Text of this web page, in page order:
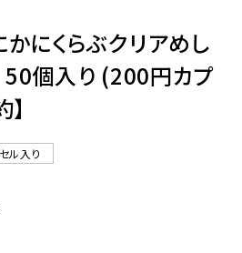
かにくらぶクリアめし
個入り (200円カプ
ル入り